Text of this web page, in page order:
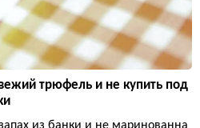
трюфель и не купить под